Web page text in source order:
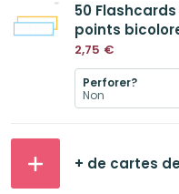
50
points
2,75 €
Perforer?
+ de cartes